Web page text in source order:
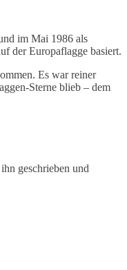
im Mai 1986 als
der Europaflagge basiert.
Es war reiner
Sterne blieb – dem
geschrieben und